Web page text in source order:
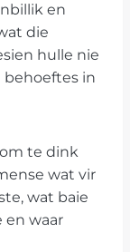
en
die
hulle nie
behoeftes in
te dink
wat vir
wat baie
en waar